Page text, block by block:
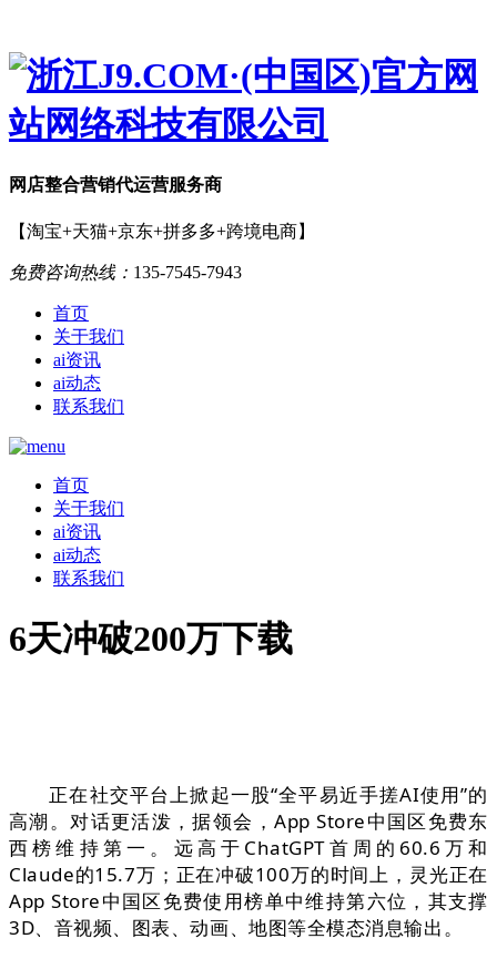
网店整合营销代运营服务商
【淘宝+天猫+京东+拼多多+跨境电商】
免费咨询热线： 135-7545-7943
首页
关于我们
ai资讯
ai动态
联系我们
首页
关于我们
ai资讯
ai动态
联系我们
6天冲破200万下载
正在社交平台上掀起一股“全平易近手搓AI使用”的
高潮。对话更活泼，据领会，App Store中国区免费东
西榜维持第一。远高于ChatGPT首周的60.6万和
Claude的15.7万；正在冲破100万的时间上，灵光正在
App Store中国区免费使用榜单中维持第六位，其支撑
3D、音视频、图表、动画、地图等全模态消息输出。